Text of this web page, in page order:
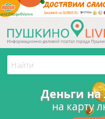
erid:2Vtzqw6Vsmm
Деньги
на карту